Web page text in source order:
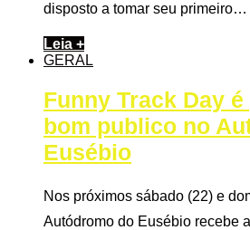
disposto a tomar seu primeiro…
Leia +
GERAL
Funny Track Day
bom publico no
Eusébio
Nos próximos sábado (22) e
Autódromo do Eusébio recebe